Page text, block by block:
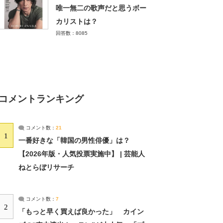
唯一無二の歌声だと思うボー
カリストは？
回答数：8085
メントランキング
1
コメント数： 21
一番好きな「韓国の男性俳優」は？
【2026年版・人気投票実施中】 | 芸能人
ねとらぼリサーチ
2
コメント数： 7
「もっと早く買えば良かった」 カイン